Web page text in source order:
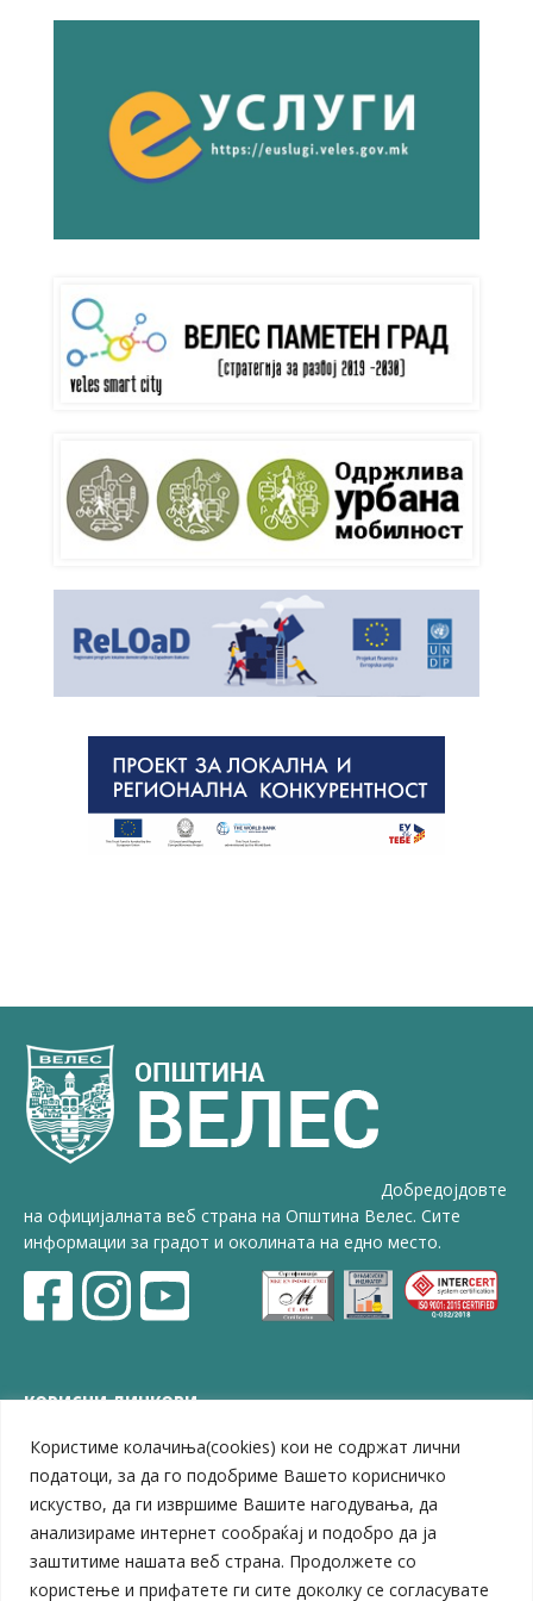
Користиме колачиња(cookies) кои не содржат лични
податоци, за да го подобриме Вашето корисничко
искуство, да ги извршиме Вашите нагодувања, да
анализираме интернет сообраќај и подобро да ја
заштитиме нашата веб страна. Продолжете со
користење и прифатете ги сите доколку се согласувате
Добредојдовте
на официјалната веб страна на Општина Велес. Сите
информации за градот и околината на едно место.
КОРИСНИ ЛИНКОВИ
ЗЕЛС – Заедница на единиците на локална самоуправа
Центар за развој на Вардарски плански регион
Јавно комунално претпријатие „Дервен“
ЈПССО „Парк – спорт и паркинзи“
ЛУ „Народен Музеј“